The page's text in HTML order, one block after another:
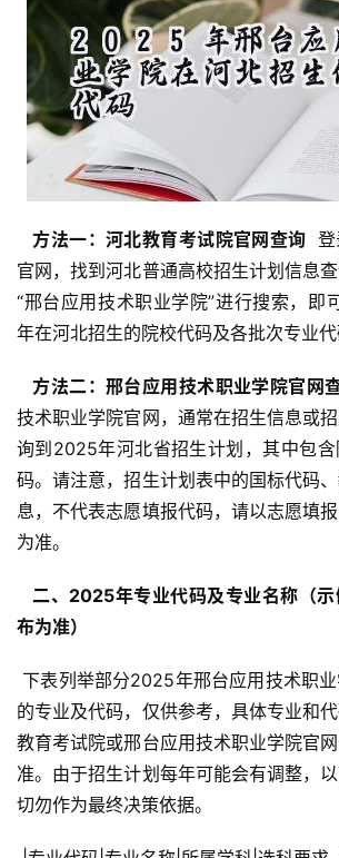
  方法一：河北教育考试院官网查询
官网，找到河北普通高校招生计划信息
“邢台应用技术职业学院”进行搜索，即
年在河北招生的院校代码及各批次专业代
方法二：邢台应用技术职业学院官网
技术职业学院官网，通常在招生信息或
询到2025年河北省招生计划，其中包
码。请注意，招生计划表中的国标代码
息，不代表志愿填报代码，请以志愿填
为准。
二、2025年专业代码及专业名称（
布为准）
下表列举部分2025年邢台应用技术职业学院在河北省招生
的专业及代码，仅供参考，具体专业和
教育考试院或邢台应用技术职业学院官
准。由于招生计划每年可能会有调整，以
切勿作为最终决策依据。